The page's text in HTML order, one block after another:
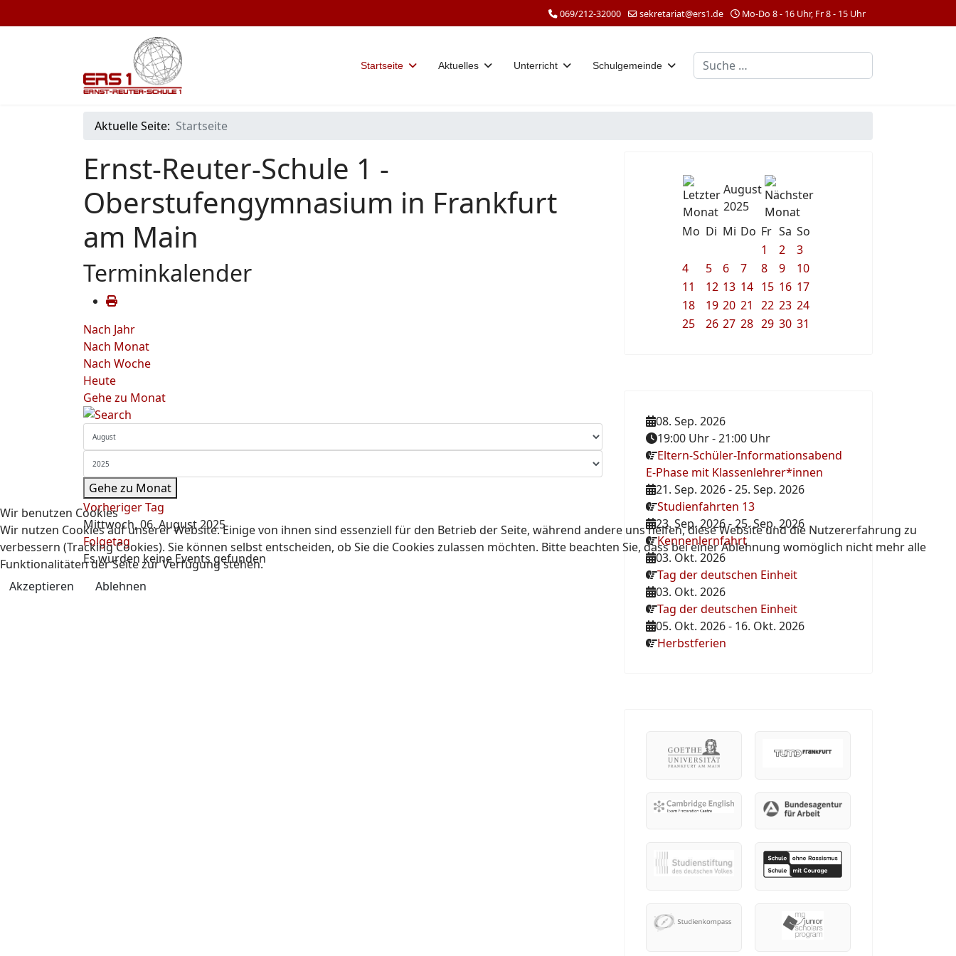
069/212-32000 sekretariat@ers1.de Mo-Do 8 - 16 Uhr, Fr 8 - 15 Uhr
Startseite Aktuelles Unterricht Schulgemeinde Suchen
Aktuelle Seite: Startseite
Ernst-Reuter-Schule 1 -
Oberstufengymnasium in Frankfurt
am Main
Terminkalender
Nach Jahr
Nach Monat
Nach Woche
Heute
Gehe zu Monat
Gehe zu Monat
Vorheriger Tag
Mittwoch, 06. August 2025
Folgetag
Es wurden keine Events gefunden
August
2025
Mo Di Mi Do Fr Sa So
1
2
3
4
5 6 7 8 9
10
11
12 13 14 15 16 17
18
19 20 21 22 23 24
25
26 27 28 29 30 31
08. Sep. 2026
19:00 Uhr-21:00 Uhr
Eltern-Schüler-Informationsabend
E-Phase mit Klassenlehrer*innen
21. Sep. 2026-25. Sep. 2026
Studienfahrten 13
23. Sep. 2026-25. Sep. 2026
Kennenlernfahrt
03. Okt. 2026
Tag der deutschen Einheit
03. Okt. 2026
Tag der deutschen Einheit
05. Okt. 2026- 16. Okt. 2026
Herbstferien
Wir benutzen Cookies
Wir nutzen Cookies auf unserer Website. Einige von ihnen sind essenziell für den Betrieb der Seite, während andere uns helfen, diese Website und die Nutzererfahrung zu
verbessern (Tracking Cookies). Sie können selbst entscheiden, ob Sie die Cookies zulassen möchten. Bitte beachten Sie, dass bei einer Ablehnung womöglich nicht mehr alle
Funktionalitäten der Seite zur Verfügung stehen.
Akzeptieren
Ablehnen